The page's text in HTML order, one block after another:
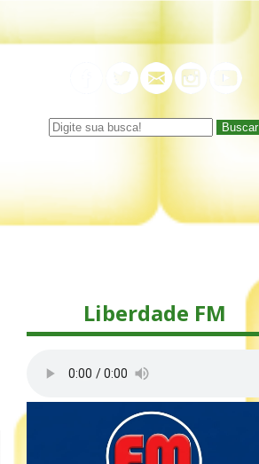
Buscar
Liberdade FM